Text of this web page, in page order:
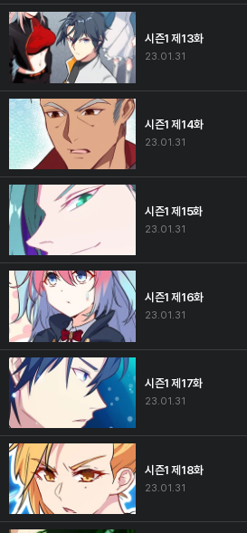
시즌1 제13화
23.01.31
시즌1 제14화
23.01.31
시즌1 제15화
23.01.31
시즌1 제16화
23.01.31
시즌1 제17화
23.01.31
시즌1 제18화
23.01.31